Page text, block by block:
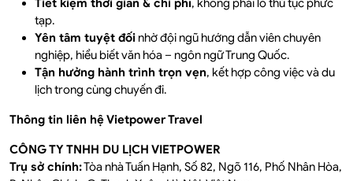
Tiết kiệm thời gian & chi phí, không phải lo thủ tục phức
tạp.
Yên tâm tuyệt đối nhờ đội ngũ hướng dẫn viên chuyên
nghiệp, hiểu biết văn hóa – ngôn ngữ Trung Quốc.
Tận hưởng hành trình trọn vẹn, kết hợp công việc và du
lịch trong cùng chuyến đi.
Thông tin liên hệ Vietpower Travel
CÔNG TY TNHH DU LỊCH VIETPOWER
Trụ sở chính:Tòa nhà Tuấn Hạnh, Số 82, Ngõ 116, Phố Nhân Hòa,